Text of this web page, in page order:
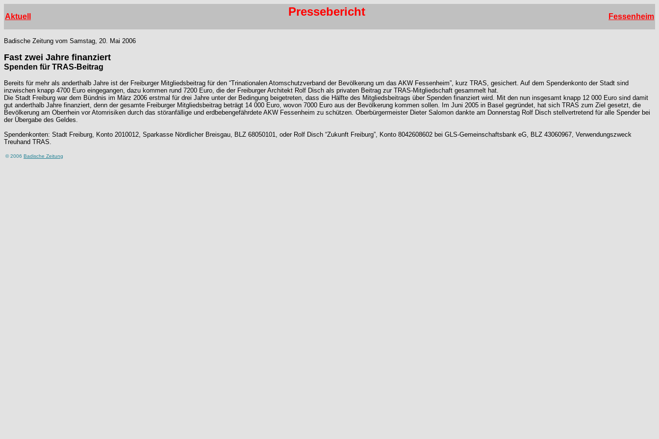
Aktuell Pressebericht Fessenheim
Badische Zeitung vom Samstag, 20. Mai 2006
Fast zwei Jahre finanziert
Spenden für TRAS-Beitrag
Bereits für mehr als anderthalb Jahre ist der Freiburger Mitgliedsbeitrag für den “Trinationalen Atomschutzverband der Bevölkerung um das AKW Fessenheim”, kurz TRAS, gesichert. Auf dem Spendenkonto der Stadt sind
inzwischen knapp 4700 Euro eingegangen, dazu kommen rund 7200 Euro, die der Freiburger Architekt Rolf Disch als privaten Beitrag zur TRAS-Mitgliedschaft gesammelt hat.
Die Stadt Freiburg war dem Bündnis im März 2006 erstmal für drei Jahre unter der Bedingung beigetreten, dass die Hälfte des Mitgliedsbeitrags über Spenden finanziert wird. Mit den nun insgesamt knapp 12 000 Euro sind damit
gut anderthalb Jahre finanziert, denn der gesamte Freiburger Mitgliedsbeitrag beträgt 14 000 Euro, wovon 7000 Euro aus der Bevölkerung kommen sollen. Im Juni 2005 in Basel gegründet, hat sich TRAS zum Ziel gesetzt, die
Bevölkerung am Oberrhein vor Atomrisiken durch das störanfällige und erdbebengefährdete AKW Fessenheim zu schützen. Oberbürgermeister Dieter Salomon dankte am Donnerstag Rolf Disch stellvertretend für alle Spender bei
der Übergabe des Geldes.
Spendenkonten: Stadt Freiburg, Konto 2010012, Sparkasse Nördlicher Breisgau, BLZ 68050101, oder Rolf Disch “Zukunft Freiburg”, Konto 8042608602 bei GLS-Gemeinschaftsbank eG, BLZ 43060967, Verwendungszweck
Treuhand TRAS.
© 2006 Badische Zeitung